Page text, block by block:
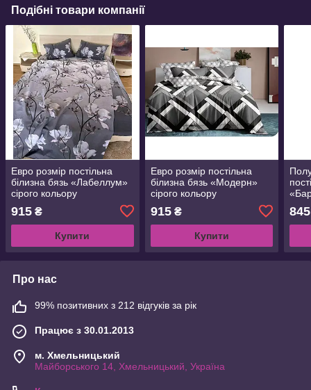
Подібні товари компанії
Евро розмір постільна
білизна бязь «Лабеллум»
сірого кольору
915 ₴
Купити
Евро розмір постільна
білизна бязь «Модерн»
сірого кольору
915₴
Купити
845
Про нас
99% позитивних з 212 відгуків за рік
Працює з 30.01.2013
м. Хмельницький
Майборського 14, Хмельницький, Україна